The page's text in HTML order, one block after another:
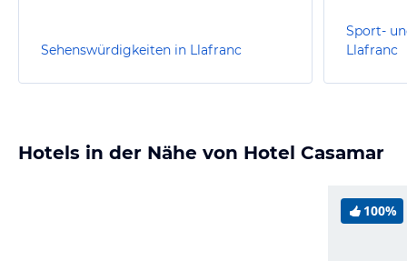
Sehenswürdigkeiten in Llafranc
Sport-
Llafranc
Hotels in der Nähe von Hotel Casamar
100%